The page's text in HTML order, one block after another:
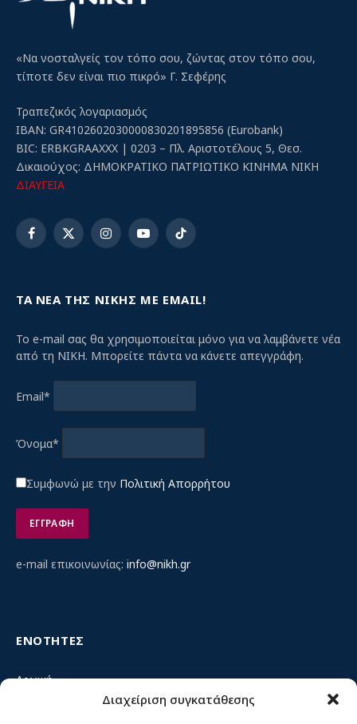
Διαχείριση συγκατάθεσης
«Να νοσταλγείς τον τόπο σου, ζώντας στον τόπο σου,
τίποτε δεν είναι πιο πικρό» Γ. Σεφέρης
Τραπεζικός λογαριασμός
IBAN: GR4102602030000830201895856 (Eurobank)
BIC: ERBKGRAAXXX | 0203 – Πλ. Αριστοτέλους 5, Θεσ.
Δικαιούχος: ΔΗΜΟΚΡΑΤΙΚΟ ΠΑΤΡΙΩΤΙΚΟ ΚΙΝΗΜΑ ΝΙΚΗ
ΔΙΑΥΓΕΙΑ
Facebook
X
InstagramYouTubeTikTok
ΤΑ ΝΕΑ ΤΗΣ ΝΙΚΗΣ ΜΕ EMAIL!
Το e-mail σας θα χρησιμοποιείται μόνο για να λαμβάνετε νέα
από τη ΝΙΚΗ. Μπορείτε πάντα να κάνετε απεγγράφη.
Email*
Όνομα*
Συμφωνώ με την Πολιτική Απορρήτου
e-mail επικοινωνίας: info@nikh.gr
ΕΝΟΤΗΤΕΣ
Αρχική
Κίνημα ΝΙΚΗ – Ποιοι είμαστε, αρχές & δράση